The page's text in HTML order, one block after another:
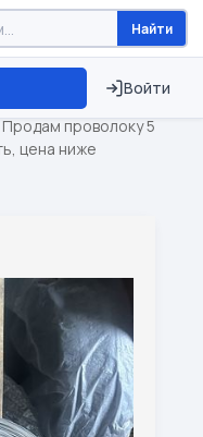
Найти
Войти
⏱ ТОЛЬКО 15 ДНЕЙ
Продам проволоку 5
цена ниже